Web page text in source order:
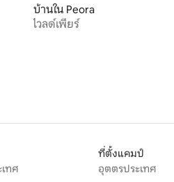
บ้านใน Peora
ไวลด์เพียร์
ทศ
ที่ตั้งแคมป์
อุตตรประเทศ